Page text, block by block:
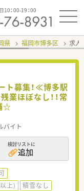
10：00-19：00
県 福岡市博多区 求人
ト募集！≪博多駅
ほぼなし！！常
☆
バイト
検討リストに
追加
上)
積雪なし